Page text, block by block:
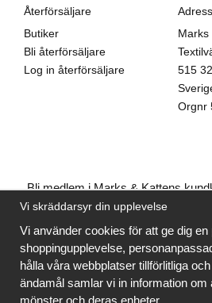
Återförsäljare
Butiker
Bli återförsäljare
Log in återförsäljare
Adress
Marks
515
Orgnr
Bli medlem i Marks & Kattens
på vårt nyhetsbrev så kan du
mönstret. Du ser vilka som är
Bli medlem
Vi skräddarsyr din upplevelse
Vi använder cookies för att ge dig en
shoppingupplevelse,
hålla våra webbplatser tillförlitliga
ändamål samlar vi in information om